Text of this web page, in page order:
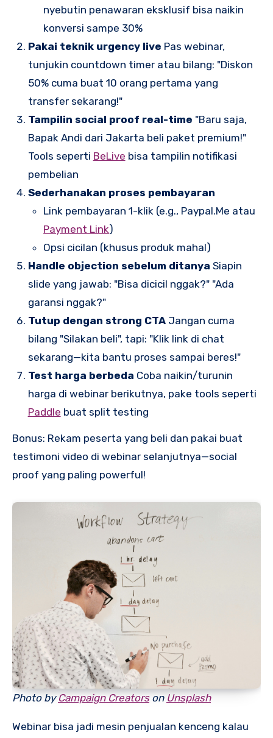
nyebutin penawaran eksklusif bisa naikin
konversi sampe 30%
Pakai teknik urgency live Pas webinar,
tunjukin countdown timer atau bilang: "Diskon
50% cuma buat 10 orang pertama yang
transfer sekarang!"
Tampilin social proof real-time "Baru saja,
Bapak Andi dari Jakarta beli paket premium!"
Tools seperti BeLive bisa tampilin notifikasi
pembelian
Sederhanakan proses pembayaran
Link pembayaran 1-klik (e.g., Paypal.Me atau
Payment Link)
Opsi cicilan (khusus produk mahal)
Handle objection sebelum ditanya Siapin
slide yang jawab: "Bisa dicicil nggak?" "Ada
garansi nggak?"
Tutup dengan strong CTAJangan cuma
bilang "Silakan beli", tapi: "Klik link di chat
sekarang—kita bantu proses sampai beres!"
Test harga berbeda Coba naikin/turunin
harga di webinar berikutnya, pake tools seperti
Paddle buat split testing
Bonus: Rekam peserta yang beli dan pakai buat
testimoni video di webinar selanjutnya—social
proof yang paling powerful!
Photo by Campaign Creatorson Unsplash
Webinar bisa jadi mesin penjualan kenceng kalau